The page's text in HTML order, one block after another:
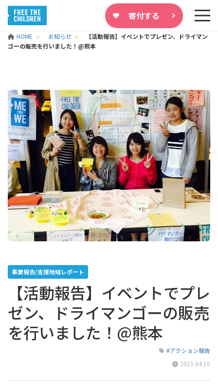
寄付する
HOME お知らせ
【活動報告】イベントでプレゼン、ドライマン
ゴーの販売を行いました！@熊本
事業報告/支援地域レポート
【活動報告】イベントでプレ
ゼン、ドライマンゴーの販売
を行いました！@熊本
#アクション報告
2015.04.10